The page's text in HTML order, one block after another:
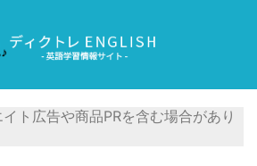
ト広告や商品PRを含む場合があり